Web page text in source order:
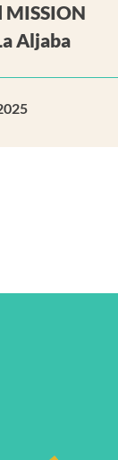
MISSION
Aljaba